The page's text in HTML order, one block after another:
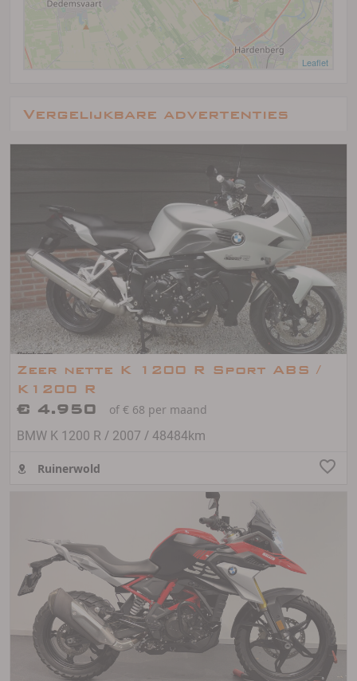
Leaflet
Vergelijkbare advertenties
Zeer nette K 1200 R Sport ABS /
K1200 R
€ 4.950
of € 68 per maand
BMW K 1200 R / 2007 / 48484km
Ruinerwold